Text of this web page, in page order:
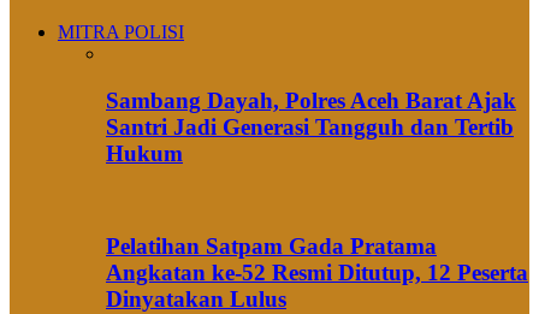
MITRA POLISI
Sambang Dayah, Polres Aceh Barat Ajak
Santri Jadi Generasi Tangguh dan Tertib
Hukum
Pelatihan Satpam Gada Pratama
Angkatan ke-52 Resmi Ditutup, 12 Peserta
Dinyatakan Lulus